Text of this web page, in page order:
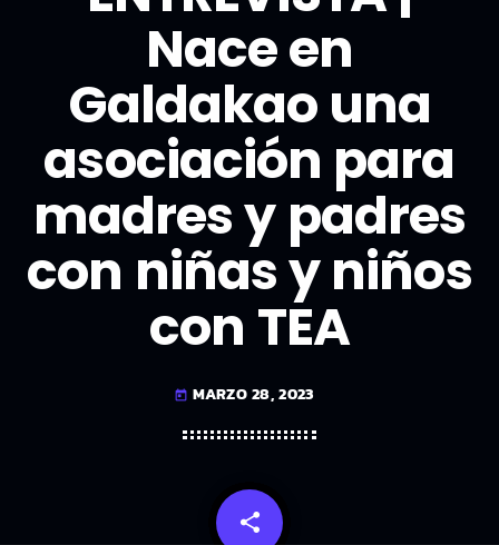
Nace en
Galdakao una
asociación para
madres y padres
con niñas y niños
con TEA
today MARZO 28, 2023
share
email